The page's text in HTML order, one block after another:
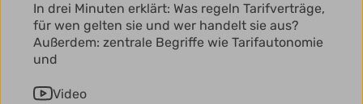
In drei Minuten erklärt: Was regeln Tarifverträge,
für wen gelten sie und wer handelt sie aus?
Außerdem: zentrale Begriffe wie Tarifautonomie
und
Video